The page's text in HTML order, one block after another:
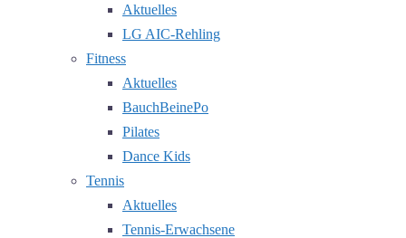
Aktuelles
LG AIC-Rehling
Fitness
Aktuelles
BauchBeinePo
Pilates
Dance Kids
Tennis
Aktuelles
Tennis-Erwachsene